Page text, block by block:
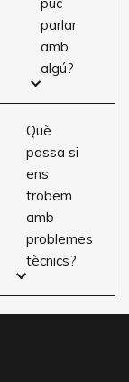
parlar
amb
algú?
Què
passa si
ens
trobem
amb
problemes
tècnics?